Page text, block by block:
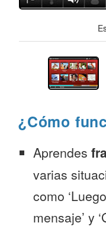
¿Cómo
Aprendes
varias
como
mensaje’ y